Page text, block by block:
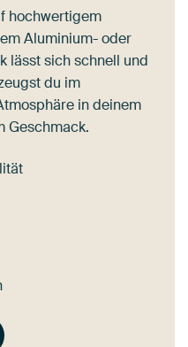
hochwertigem
Aluminium- oder
lässt sich schnell und
du im
in deinem
Geschmack.